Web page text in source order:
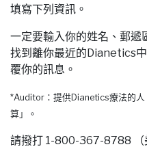
填寫下列資訊。
一定要輸入你的姓名、郵遞
找到離你最近的Dianetics
覆你的訊息。
*Auditor：提供Dianetics療法的
算」。
請撥打 1-800-367-8788 （